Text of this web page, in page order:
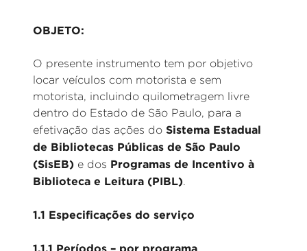
OBJETO:
O presente instrumento tem por objetivo
locar veículos com motorista e sem
motorista, incluindo quilometragem livre
dentro do Estado de São Paulo, para a
efetivação das ações do Sistema Estadual
de Bibliotecas Públicas de São Paulo
(SisEB) e dos Programas de Incentivo à
Biblioteca e Leitura (PIBL).
1.1 Especificações do serviço
1.1.1 Períodos – por programa